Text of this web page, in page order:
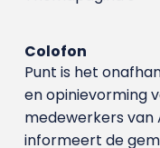
Colofon
Punt is het
en opinievorming
medewerkers van
informeert de